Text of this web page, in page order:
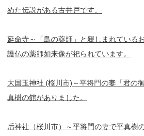
めた伝説がある古井戸です。
延命寺～「島の薬師」と親しまれている
護仏の薬師如来像が祀られています。
大国玉神社 (桜川市)～平将門の妻「君の
真樹の館がありました。
后神社（桜川市）～平将門の妻で平真樹